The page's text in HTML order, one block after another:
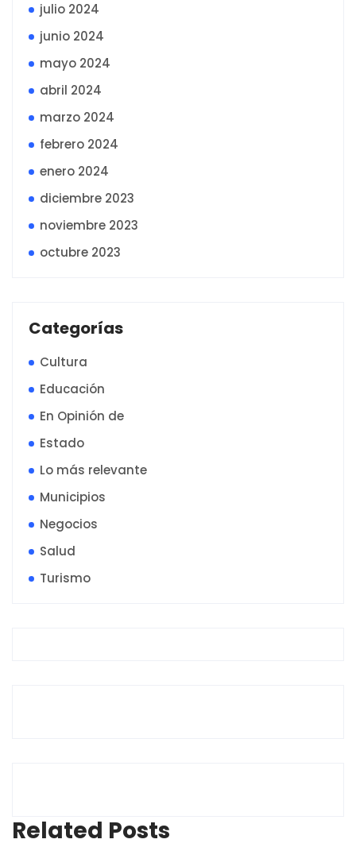
julio 2024
junio 2024
mayo 2024
abril 2024
marzo 2024
febrero 2024
enero 2024
diciembre 2023
noviembre 2023
octubre 2023
Categorías
Cultura
Educación
En Opinión de
Estado
Lo más relevante
Municipios
Negocios
Salud
Turismo
Related Posts